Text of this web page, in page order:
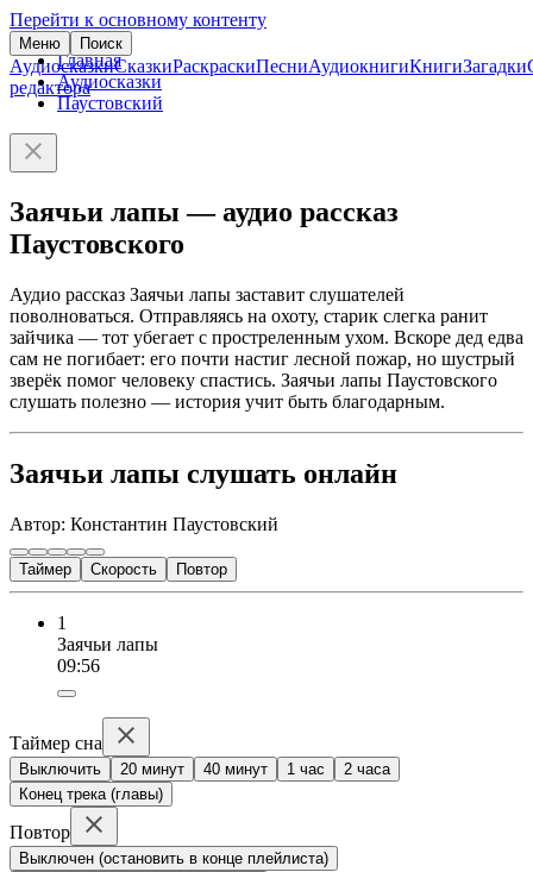
Перейти к основному контенту
Меню Поиск
АудиосказкиСказкиРаскраскиПесниАудиокнигиКнигиЗагадки
редактора
Главная
Аудиосказки
Паустовский
Заячьи лапы — аудио рассказ
Паустовского
Аудио рассказ Заячьи лапы заставит слушателей
поволноваться. Отправляясь на охоту, старик слегка ранит
зайчика — тот убегает с простреленным ухом. Вскоре дед едва
сам не погибает: его почти настиг лесной пожар, но шустрый
зверёк помог человеку спастись. Заячьи лапы Паустовского
слушать полезно — история учит быть благодарным.
Заячьи лапы слушать онлайн
Автор: Константин Паустовский
Таймер Скорость Повтор
1
Заячьи лапы
09:56
Таймер сна
Выключить 20 минут 40 минут 1 час
2 часа
Конец трека (главы)
Повтор
Выключен (остановить в конце плейлиста)